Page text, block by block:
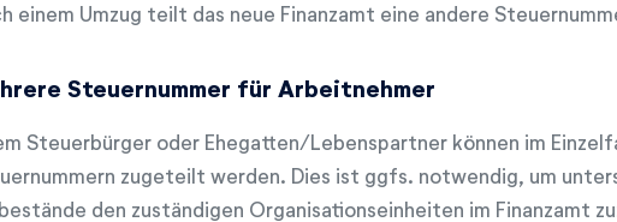
einem Umzug teilt das neue Finanzamt eine andere
Steuernummer für Arbeitnehmer
Steuerbürger oder Ehegatten/Lebenspartner können im
zugeteilt werden. Dies ist ggfs. notwendig, um
den zuständigen Organisationseinheiten im Finanzamt